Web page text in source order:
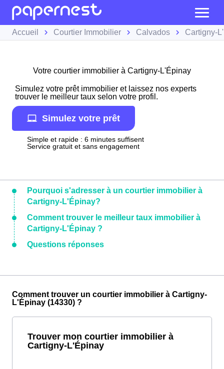
Accueil Courtier Immobilier Calvados Cartigny-
Votre courtier immobilier à Cartigny-L'Épinay
Simulez votre prêt immobilier et laissez nos experts
trouver le meilleur taux selon votre profil.
Simulez votre prêt
Simple et rapide : 6 minutes suffisent
Service gratuit et sans engagement
Pourquoi s'adresser à un courtier immobilier à
Cartigny-L'Épinay?
Comment trouver le meilleur taux immobilier à
Cartigny-L'Épinay ?
Questions réponses
Comment trouver un courtier immobilier à Cartigny-
L'Épinay (14330) ?
Trouver mon courtier immobilier à
Cartigny-L'Épinay